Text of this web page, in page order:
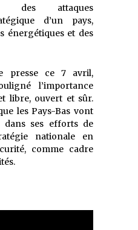
des attaques
d’un pays,
énergétiques et des
presse ce 7 avril,
l’importance
libre, ouvert et sûr.
les Pays-Bas vont
dans ses efforts de
nationale en
comme cadre